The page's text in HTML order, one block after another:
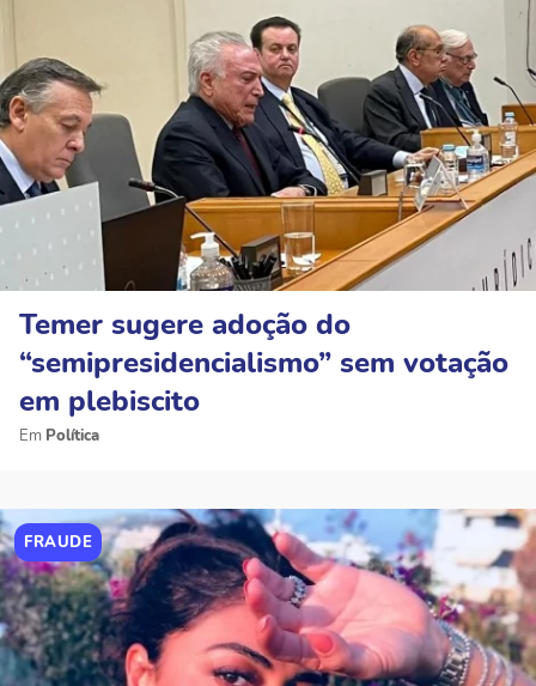
Temer sugere adoção do
“semipresidencialismo” sem votação
em plebiscito
Política
FRAUDE